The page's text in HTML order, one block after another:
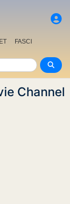
FASCI
Channel